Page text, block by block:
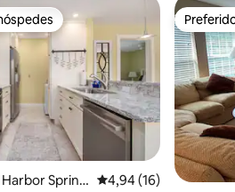
Spring 4,94 de uma
4,94 (16)